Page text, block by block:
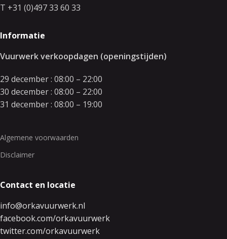
T +31 (0)497 33 60 33
Informatie
Vuurwerk verkoopdagen (openingstijden)
29 december : 08:00 – 22:00
30 december : 08:00 – 22:00
31 december : 08:00 – 19:00
Algemene voorwaarden
Disclaimer
Contact en locatie
info@orkavuurwerk.nl
facebook.com/orkavuurwerk
twitter.com/orkavuurwerk